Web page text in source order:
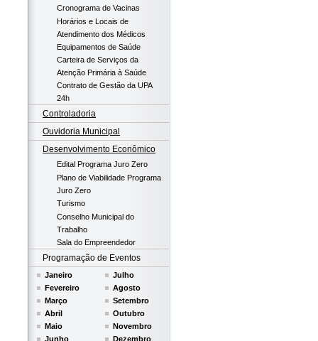
Cronograma de Vacinas
Horários e Locais de
Atendimento dos Médicos
Equipamentos de Saúde
Carteira de Serviços da
Atenção Primária à Saúde
Contrato de Gestão da UPA
24h
Controladoria
Ouvidoria Municipal
Desenvolvimento Econômico
Edital Programa Juro Zero
Plano de Viabilidade Programa
Juro Zero
Turismo
Conselho Municipal do
Trabalho
Sala do Empreendedor
Programação de Eventos
Janeiro
Fevereiro
Março
Abril
Maio
Junho
Julho
Agosto
Setembro
Outubro
Novembro
Dezembro